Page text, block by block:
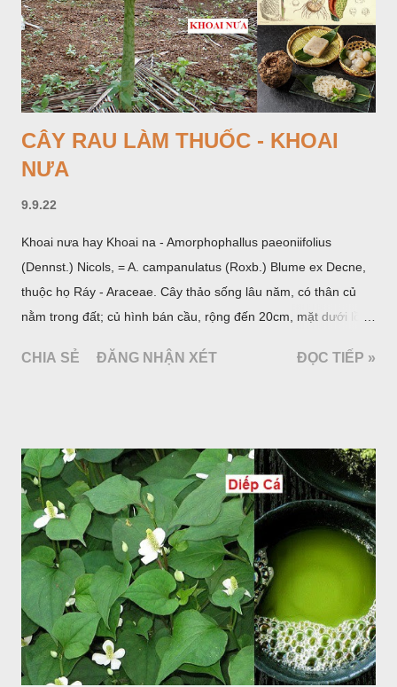
CÂY RAU LÀM THUỐC - KHOAI
NƯA
9.9.22
Khoai nưa hay Khoai na - Amorphophallus paeoniifolius
(Dennst.) Nicols, = A. campanulatus (Roxb.) Blume ex Decne,
thuộc họ Ráy - Araceae. Cây thảo sống lâu năm, có thân củ
nằm trong đất; củ hình bán cầu, rộng đến 20cm, mặt dưới lồi
quanh có 3-5 mấu lồi; vỏ củ màu nâu, thịt trắng vàng và cứng.
một mo to màu đỏ xanh có đốm trắng, mặt trong màu đỏ thẫm,
bao lấy một bong mo là một trục mang phần hoa cái ở dưới,
phần hoa đực ở trên. Khoai nưa phân bố ở Ấn độ, Myanma,
Trung quốc, Việt nam, Campuchia, Malaixia, Inđônêxia,
Philippin. Ở nước ta, khoai nưa mọc hoang rải rác ở khắp các
vùng rừng núi, được bà con nhiều địa phương đem về trồng từ
lâu đời ở trong vườn, quanh bờ ao, dọc hàng rào và trên các
đồi để làm thức ăn cho người và gia súc, gặp nhiều ở các tỉnh
Lạng s...
CHIA SẺ ĐĂNG NHẬN XÉT ĐỌC TIẾP »